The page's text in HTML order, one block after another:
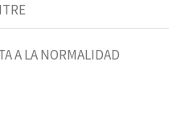
A LA NORMALIDAD